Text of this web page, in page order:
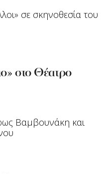
σε σκηνοθεσία του
στο Θέατρο
Βαμβουνάκη και